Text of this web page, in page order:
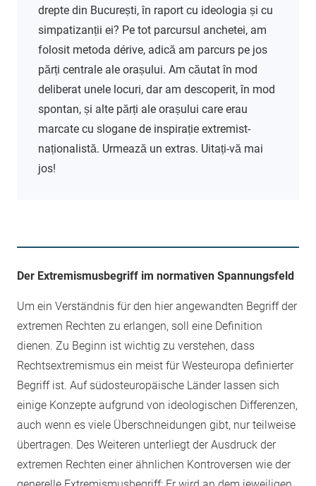
drepte din București, în raport cu ideologia și cu
simpatizanții ei? Pe tot parcursul anchetei, am
folosit metoda dérive, adică am parcurs pe jos
părți centrale ale orașului. Am căutat în mod
deliberat unele locuri, dar am descoperit, în mod
spontan, și alte părți ale orașului care erau
marcate cu slogane de inspirație extremist-
naționalistă. Urmează un extras. Uitați-vă mai
jos!
Der Extremismusbegriff im normativen Spannungsfeld
Um ein Verständnis für den hier angewandten Begriff der
extremen Rechten zu erlangen, soll eine Definition
dienen. Zu Beginn ist wichtig zu verstehen, dass
Rechtsextremismus ein meist für Westeuropa definierter
Begriff ist. Auf südosteuropäische Länder lassen sich
einige Konzepte aufgrund von ideologischen Differenzen,
auch wenn es viele Überschneidungen gibt, nur teilweise
übertragen. Des Weiteren unterliegt der Ausdruck der
extremen Rechten einer ähnlichen Kontroversen wie der